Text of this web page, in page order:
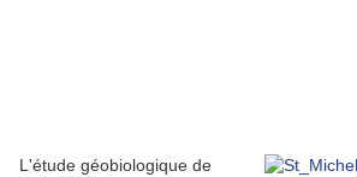
L'étude géobiologique de